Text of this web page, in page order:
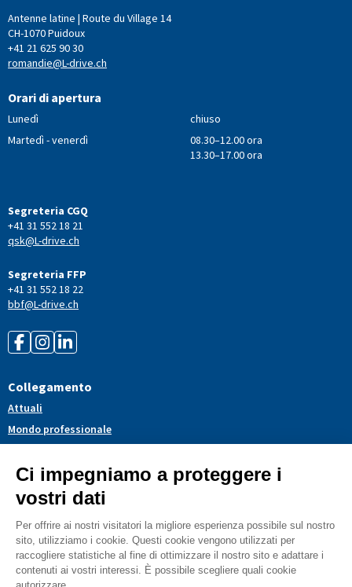
Antenne latine | Route du Village 14
CH-1070 Puidoux
+41 21 625 90 30
romandie@L-drive.ch
Orari di apertura
Lunedì
chiuso
Martedì - venerdì
08.30–12.00 ora
13.30–17.00 ora
Segreteria CGQ
+41 31 552 18 21
qsk@L-drive.ch
Segreteria FFP
+41 31 552 18 22
bbf@L-drive.ch
Collegamento
Attuali
Mondo professionale
Servizi
Associazione
Blog
CGV